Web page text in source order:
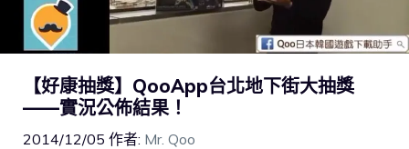
【好康抽獎】QooApp台北地下街大抽獎
——實況公佈結果！
2014/12/05 作者: Mr. Qoo